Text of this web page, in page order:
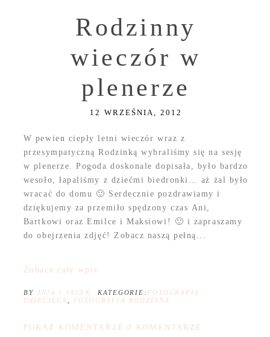
Rodzinny
wieczór w
plenerze
12 WRZEŚNIA, 2012
W pewien ciepły letni wieczór wraz z
przesympatyczną Rodzinką wybraliśmy się na sesję
w plenerze. Pogoda doskonale dopisała, było bardzo
wesoło, łapaliśmy z dziećmi biedronki… aż żal było
wracać do domu 🙂 Serdecznie pozdrawiamy i
dziękujemy za przemiło spędzony czas Ani,
Bartkowi oraz Emilce i Maksiowi! 🙂 i zapraszamy
do obejrzenia zdjęć! Zobacz naszą pełną...
Zobacz cały wpis
BY ANIA I JACEK KATEGORIE: FOTOGRAFIA
DZIECIĘCA
FOTOGRAFIA RODZINNA
POKAŻ KOMENTARZE 0 KOMENTARZE